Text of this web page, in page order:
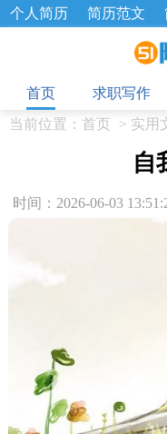
个人简历 简历范文
招聘选拔
工作总结
首页
求职写作
当前位置： 首页 > 实用
自
时间：2026-06-03